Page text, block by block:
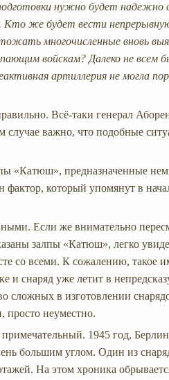
нужно будет
Кто же будет вести
многочисленные вновь
войскам? Далеко не всем
артиллерия не могла
Всё-таки генерал
случае важно, что подобные
«Катюш», предназначенные
который упомянут в
Если же внимательно
залпы «Катюш», легко
со всеми. К сожалению, такое
и снаряд уже летит в
сложных в изготовлении
неуместно.
1945 год,
большим углом. Один из
На этом хроника